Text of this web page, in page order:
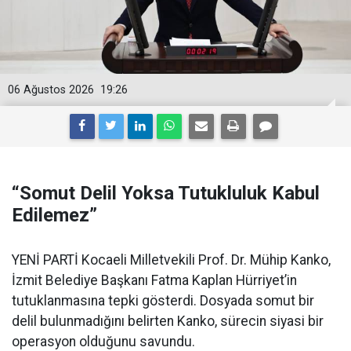
19:26
06 Ağustos 2026
“Somut Delil Yoksa Tutukluluk Kabul
Edilemez”
YENİ PARTİ Kocaeli Milletvekili Prof. Dr. Mühip Kanko,
İzmit Belediye Başkanı Fatma Kaplan Hürriyet’in
tutuklanmasına tepki gösterdi. Dosyada somut bir
delil bulunmadığını belirten Kanko, sürecin siyasi bir
operasyon olduğunu savundu.